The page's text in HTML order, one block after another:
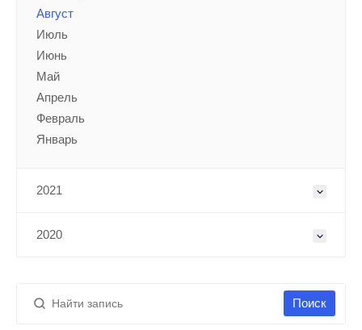
Август
Июль
Июнь
Май
Апрель
Февраль
Январь
2021
2020
Поиск